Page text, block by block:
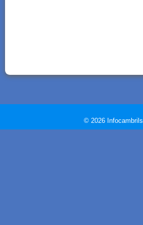
© 2026 Infocambrils